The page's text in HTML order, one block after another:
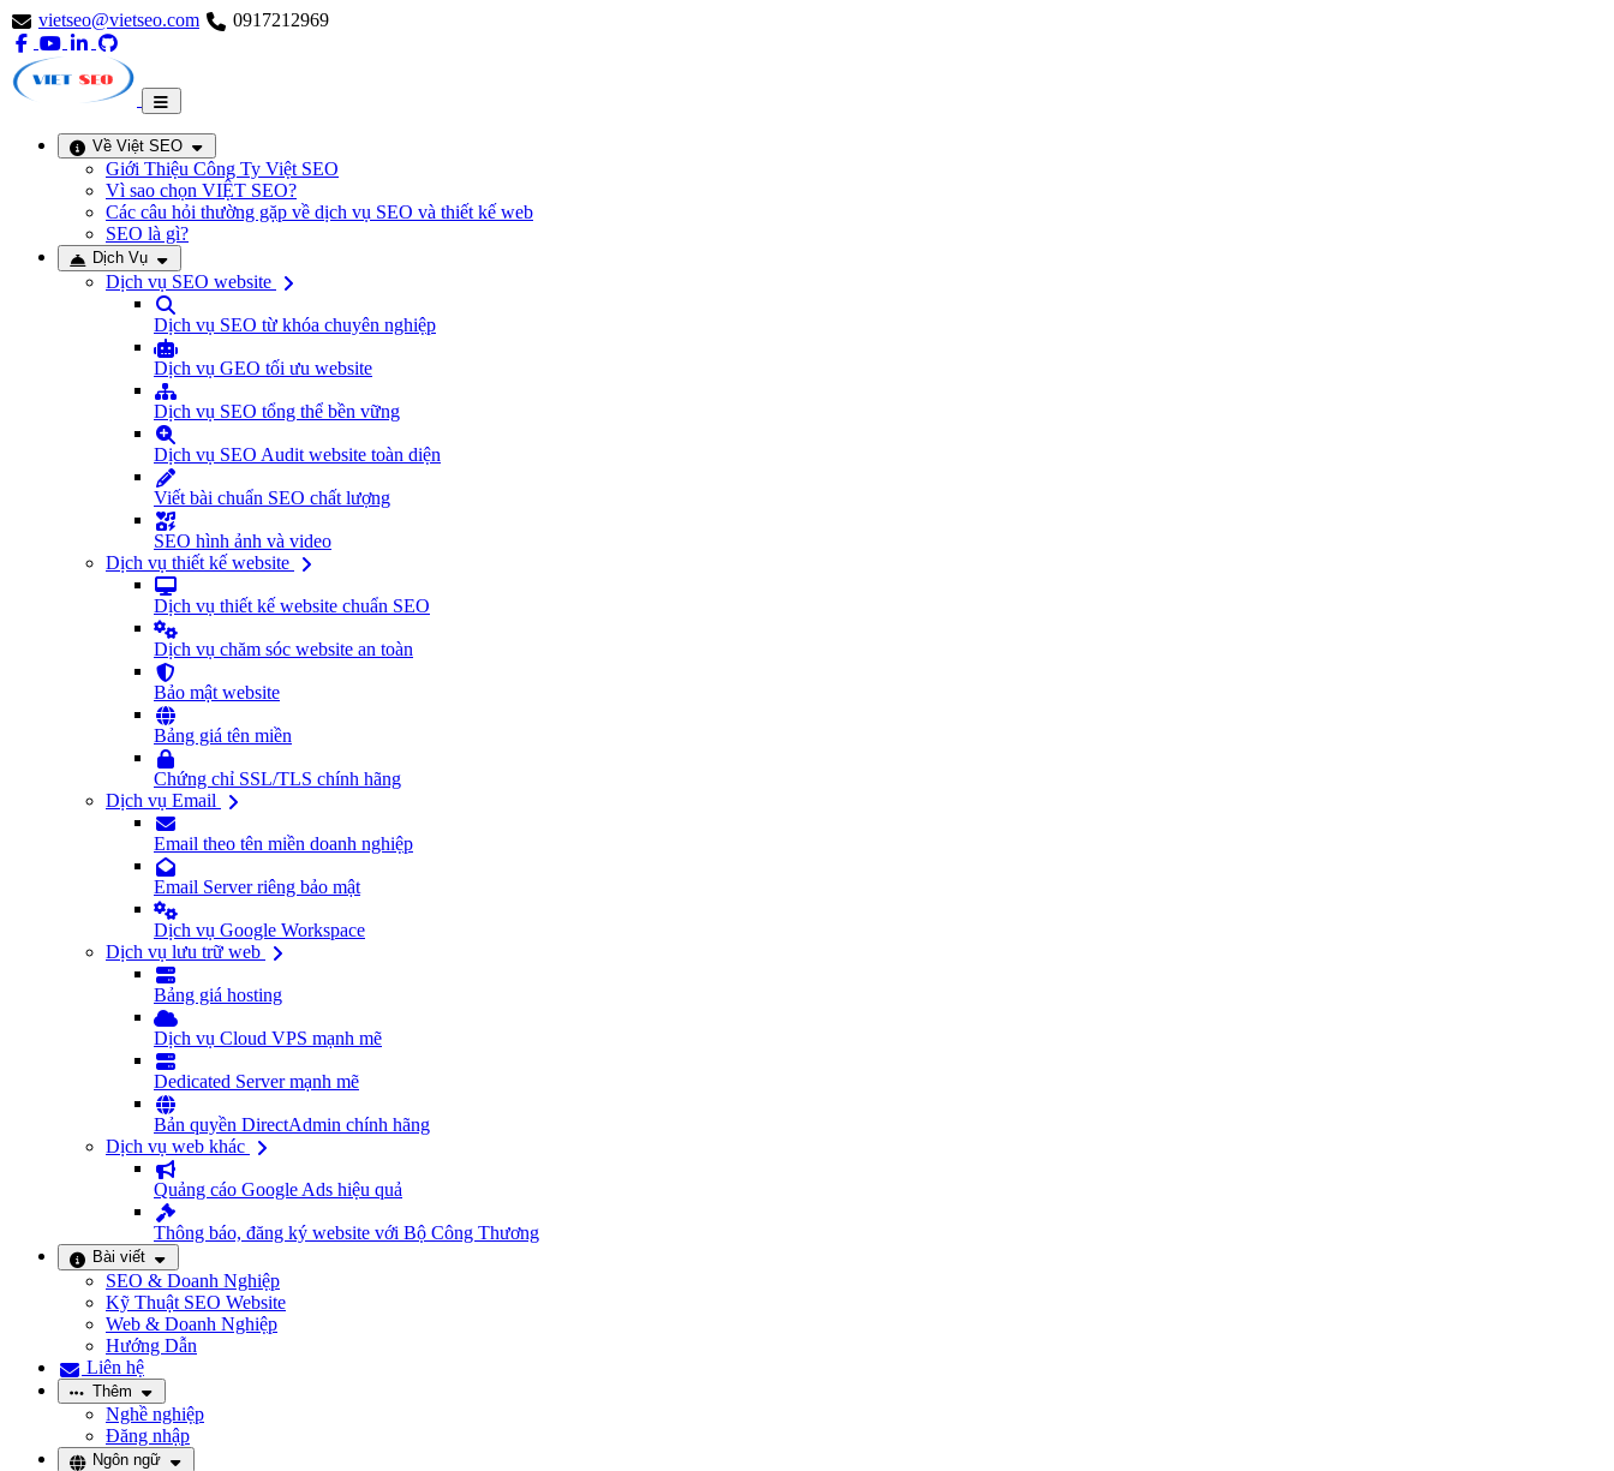
vietseo@vietseo.com 0917212969
Về Việt SEO
Giới Thiệu Công Ty Việt SEO
Vì sao chọn VIỆT SEO?
Các câu hỏi thường gặp về dịch vụ SEO và thiết kế web
SEO là gì?
Dịch Vụ
Dịch vụ SEO website
Dịch vụ SEO từ khóa chuyên nghiệp
Dịch vụ GEO tối ưu website
Dịch vụ SEO tổng thể bền vững
Dịch vụ SEO Audit website toàn diện
Viết bài chuẩn SEO chất lượng
SEO hình ảnh và video
Dịch vụ thiết kế website
Dịch vụ thiết kế website chuẩn SEO
Dịch vụ chăm sóc website an toàn
Bảo mật website
Bảng giá tên miền
Chứng chỉ SSL/TLS chính hãng
Dịch vụ Email
Email theo tên miền doanh nghiệp
Email Server riêng bảo mật
Dịch vụ Google Workspace
Dịch vụ lưu trữ web
Bảng giá hosting
Dịch vụ Cloud VPS mạnh mẽ
Dedicated Server mạnh mẽ
Bản quyền DirectAdmin chính hãng
Dịch vụ web khác
Quảng cáo Google Ads hiệu quả
Thông báo, đăng ký website với Bộ Công Thương
Bài viết
SEO & Doanh Nghiệp
Kỹ Thuật SEO Website
Web & Doanh Nghiệp
Hướng Dẫn
Liên hệ
Thêm
Nghề nghiệp
Đăng nhập
Ngôn ngữ